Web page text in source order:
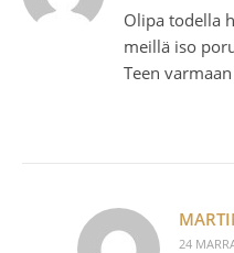
Olipa todella
meillä iso
Teen
24